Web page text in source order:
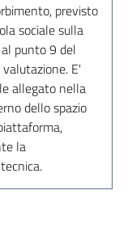
previsto
sociale sulla
punto 9 del
E'
allegato nella
dello spazio
la